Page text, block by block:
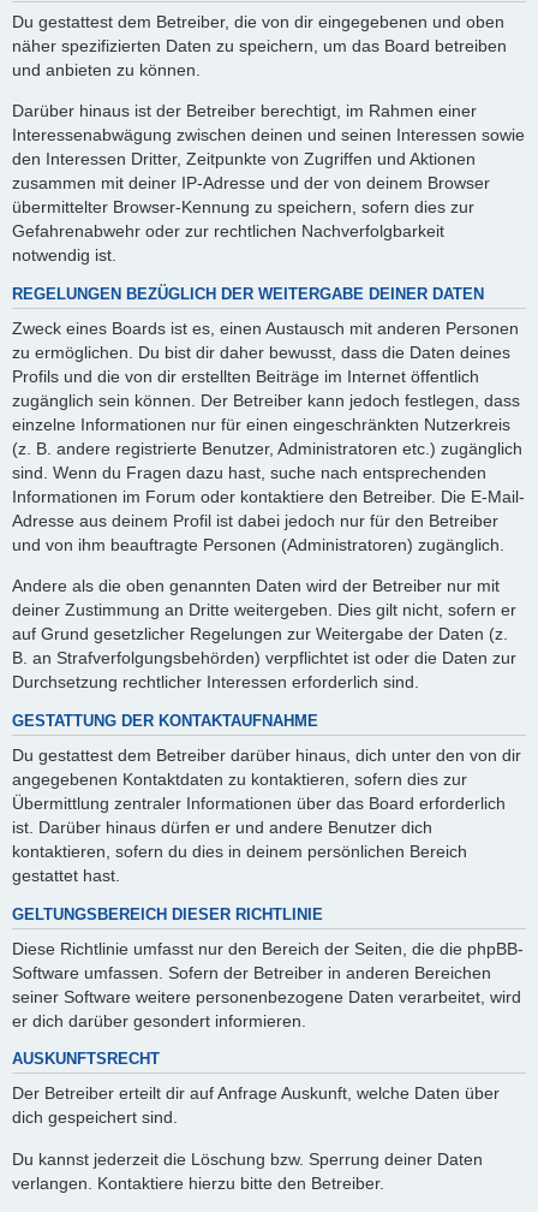
Du gestattest dem Betreiber, die von dir eingegebenen und oben
näher spezifizierten Daten zu speichern, um das Board betreiben
und anbieten zu können.
Darüber hinaus ist der Betreiber berechtigt, im Rahmen einer
Interessenabwägung zwischen deinen und seinen Interessen sowie
den Interessen Dritter, Zeitpunkte von Zugriffen und Aktionen
zusammen mit deiner IP-Adresse und der von deinem Browser
übermittelter Browser-Kennung zu speichern, sofern dies zur
Gefahrenabwehr oder zur rechtlichen Nachverfolgbarkeit
notwendig ist.
REGELUNGEN BEZÜGLICH DER WEITERGABE DEINER DATEN
Zweck eines Boards ist es, einen Austausch mit anderen Personen
zu ermöglichen. Du bist dir daher bewusst, dass die Daten deines
Profils und die von dir erstellten Beiträge im Internet öffentlich
zugänglich sein können. Der Betreiber kann jedoch festlegen, dass
einzelne Informationen nur für einen eingeschränkten Nutzerkreis
(z. B. andere registrierte Benutzer, Administratoren etc.) zugänglich
sind. Wenn du Fragen dazu hast, suche nach entsprechenden
Informationen im Forum oder kontaktiere den Betreiber. Die E-Mail-
Adresse aus deinem Profil ist dabei jedoch nur für den Betreiber
und von ihm beauftragte Personen (Administratoren) zugänglich.
Andere als die oben genannten Daten wird der Betreiber nur mit
deiner Zustimmung an Dritte weitergeben. Dies gilt nicht, sofern er
auf Grund gesetzlicher Regelungen zur Weitergabe der Daten (z.
B. an Strafverfolgungsbehörden) verpflichtet ist oder die Daten zur
Durchsetzung rechtlicher Interessen erforderlich sind.
GESTATTUNG DER KONTAKTAUFNAHME
Du gestattest dem Betreiber darüber hinaus, dich unter den von dir
angegebenen Kontaktdaten zu kontaktieren, sofern dies zur
Übermittlung zentraler Informationen über das Board erforderlich
ist. Darüber hinaus dürfen er und andere Benutzer dich
kontaktieren, sofern du dies in deinem persönlichen Bereich
gestattet hast.
GELTUNGSBEREICH DIESER RICHTLINIE
Diese Richtlinie umfasst nur den Bereich der Seiten, die die phpBB-
Software umfassen. Sofern der Betreiber in anderen Bereichen
seiner Software weitere personenbezogene Daten verarbeitet, wird
er dich darüber gesondert informieren.
AUSKUNFTSRECHT
Der Betreiber erteilt dir auf Anfrage Auskunft, welche Daten über
dich gespeichert sind.
Du kannst jederzeit die Löschung bzw. Sperrung deiner Daten
verlangen. Kontaktiere hierzu bitte den Betreiber.